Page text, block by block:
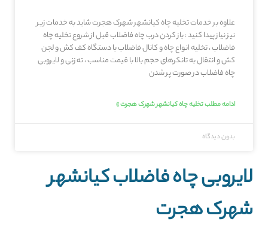
علاوه بر خدمات تخلیه چاه کیانشهر شهرک هجرت شاید به خدمات زیر
نیز نیاز پیدا کنید : باز کردن درب چاه فاضلاب قبل از شروع تخلیه چاه
فاضلاب ، تخلیه انواع چاه و کانال فاضلاب با دستگاه کف کش و لجن
کش و انتقال به تانکرهای حجم بالا با قیمت مناسب ، ته زنی و لایروبی
چاه فاضلاب در صورت پر شدن
ادامه مطلب تخلیه چاه کیانشهر شهرک هجرت »
بدون دیدگاه
لایروبی چاه فاضلاب کیانشهر
شهرک هجرت